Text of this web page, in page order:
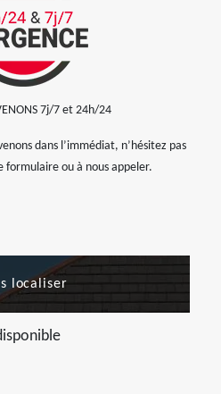
7j/7 et 24h/24
dans l’immédiat, n’hésitez pas
formulaire ou à nous appeler.
localiser